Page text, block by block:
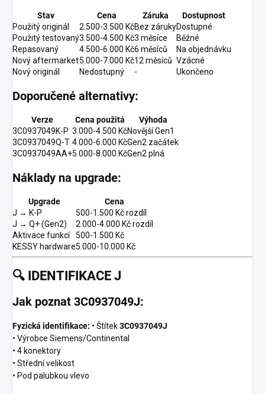
Stav Cena Záruka
Dostupnost
Použitý originál
2.500-3.500 KčBez zárukyDostupné
Použitý testovaný3.500-4.500 Kč3 měsíce
Běžné
Repasovaný
4.500-6.000 Kč6 měsíců
Na objednávku
Nový aftermarket5.000-7.000 Kč12 měsíců Vzácné
Nový originál
Nedostupný - Ukončeno
Doporučené alternativy:
Verze Cena použitá
Výhoda
3C0937049K-P 3.000-4.500 KčNovější Gen1
3C0937049Q-T 4.000-6.000 KčGen2 začátek
3C0937049AA+5.000-8.000 KčGen2 plná
Náklady na upgrade:
Upgrade
Cena
J → K-P
500-1.500 Kč rozdíl
J → Q+ (Gen2)
2.000-4.000 Kč rozdíl
Aktivace funkcí
500-1.500 Kč
KESSY hardware5.000-10.000 Kč
🔍 IDENTIFIKACE J
Jak poznat 3C0937049J:
Fyzická identifikace: • Štítek3C0937049J
• Výrobce Siemens/Continental
• 4 konektory
• Střední velikost
• Pod palubkou vlevo